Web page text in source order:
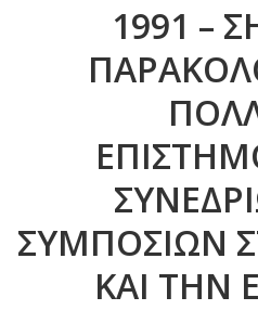
1991 –
ΣΥΜΠΟΣΊΩΝ
ΚΑΙ ΤΗΝ